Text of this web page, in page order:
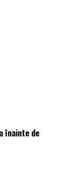
înainte de